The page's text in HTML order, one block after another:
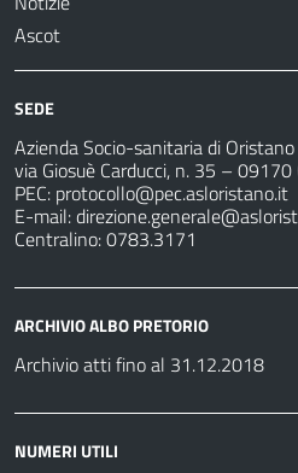
Ascot
SEDE
Azienda Socio-sanitaria di Oristano
via Giosuè Carducci, n. 35 –
PEC: protocollo@pec.asloristano.it
E-mail:
Centralino: 0783.3171
ARCHIVIO ALBO PRETORIO
Archivio atti fino al 31.12.2018
NUMERI UTILI